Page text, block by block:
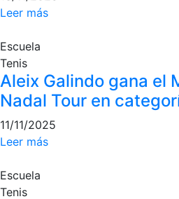
Restaurante
Casa Arilla
Chill Out
Bar Piscina
Leer más
Escuela
Tenis
Aleix Galindo gana el
Nadal Tour en
11/11/2025
Leer más
Escuela
Tenis